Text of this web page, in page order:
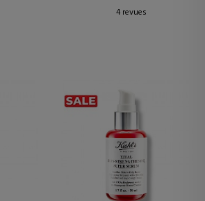
4 revues